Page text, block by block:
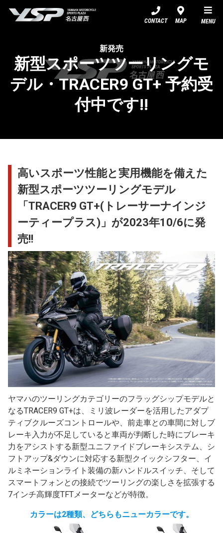
CONTACT MAP MENU
新発売
新型スポーツツーリングモ
デル・TRACER9 GT+ 予約受
付中です!!
高いスポーツ性能と実用機能を備えた
新型スポーツツーリングモデル
「TRACER9 GT+(トレーサーナインジ
ーティープラス)」が2023年10/6に発
売!!
ヤマハのツーリングカテゴリーのフラッグシップモデルと
なるTRACER9 GT+は、ミリ波レーダーを活用したアダプ
ティブクルーズコントロールや、前走車との車間に対しブ
レーキ入力が不足していると車両が判断した時にブレーキ
力をアシストする新型ユニファイドブレーキシステム、シ
フトアップ&ダウンに対応する新型クイックシフター、イ
ルミネーションライト装備の新ハンドルスイッチ、そして
スマートフォンとの接続でツーリングの楽しさを拡張する
7インチ高輝度TFTメーターなどが特徴。
カラーは2種類、どちらもニューカラーです。